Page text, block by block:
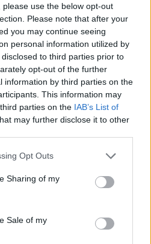
use the below opt-out
Please note that after your
you may continue seeing
personal information utilized by
to third parties prior to
opt-out of the further
information by third parties on the
This information may
parties on the IAB’s List of
may further disclose it to other
app uses one or more Google
behaviour. You may click to
and its third-party tags to
purposes in below Google
Opt Outs
Sharing of my
Sale of my
και αφέθηκε
έθαψε τη μητέρα της στη
να παίρνει τη σύνταξη
κράτηση στο ΑΤ Θηβών –
της